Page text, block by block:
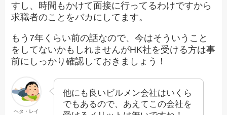
すし、時間もかけて面接に行ってるわけですから
求職者のことをバカにしてます。
もう7年くらい前の話なので、今はそういうこと
をしてないかもしれませんがHK社を受ける方は事
前にしっかり確認しておきましょう！
ヘタ・レイ
他にも良いビルメン会社はいくら
でもあるので、あえてこの会社を